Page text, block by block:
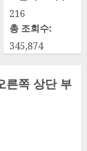
216
총 조회수:
345,874
른쪽 상단 부